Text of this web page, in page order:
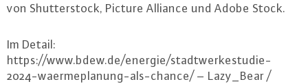
von Shut­ter­stock, Picture Alliance und Adobe Stock.
Im Detail:
https://​www.​bdew.​de/​energie/​stadtwerkestudie-​
2024-​waermeplanung-​als-​chance/ – Lazy_Bear /